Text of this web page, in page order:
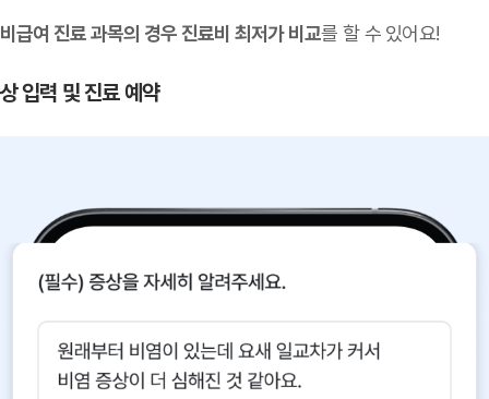
비급여 진료 과목의 경우 진료비 최저가 비교를 할 수 있어요!
입력 및 진료 예약